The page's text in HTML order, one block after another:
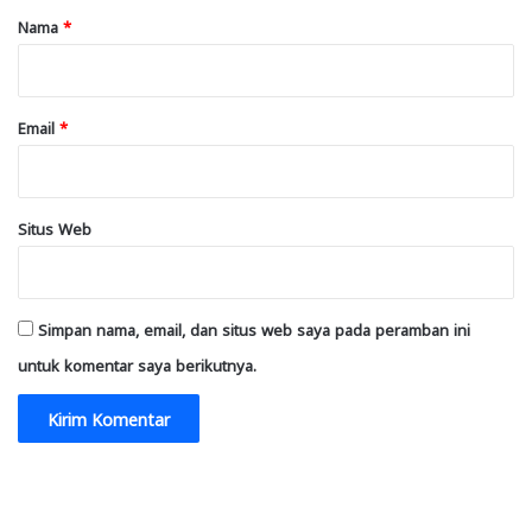
rNama *
Email *
Situs Web
Simpan nama, email, dan situs web saya pada peramban ini
untuk komentar saya berikutnya.